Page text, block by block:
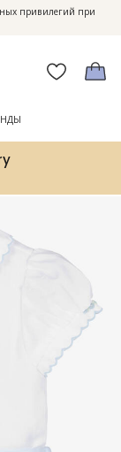
Sign up here.
привилегий при